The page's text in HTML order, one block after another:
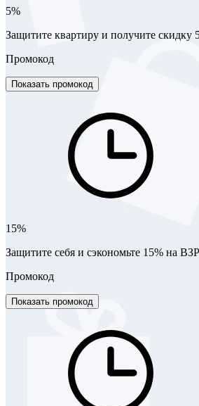
5%
Защитите квартиру и получите скидку
Промокод
Показать промокод
15%
Защитите себя и сэкономьте 15% на
Промокод
Показать промокод